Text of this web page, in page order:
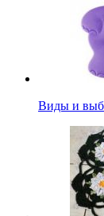
Виды и